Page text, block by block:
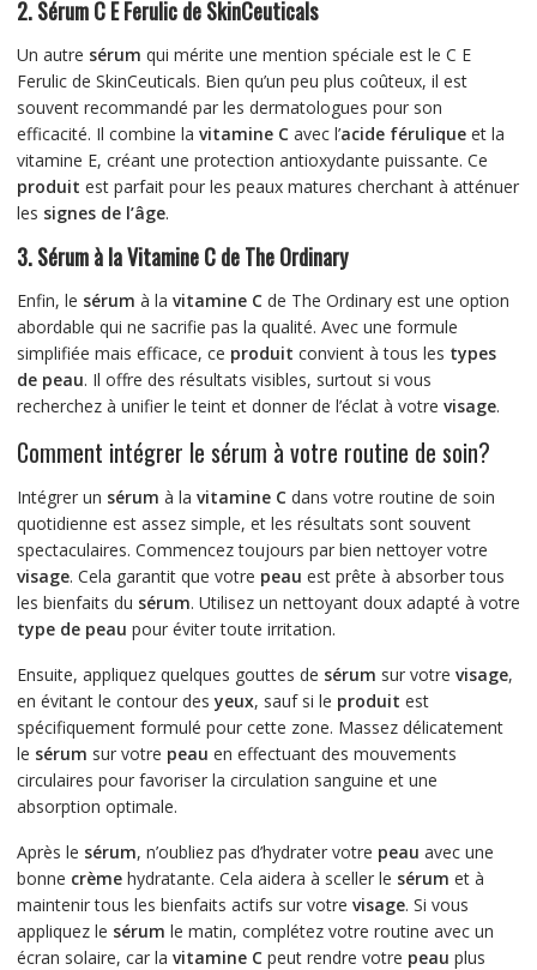
2. Sérum C E Ferulic de SkinCeuticals
Un autre sérum qui mérite une mention spéciale est le C E
Ferulic de SkinCeuticals. Bien qu’un peu plus coûteux, il est
souvent recommandé par les dermatologues pour son
efficacité. Il combine la vitamine Cavec l’acide féruliqueet la
vitamine E, créant une protection antioxydante puissante. Ce
produit est parfait pour les peaux matures cherchant à atténuer
les signes de l’âge.
3. Sérum à la Vitamine C de The Ordinary
Enfin, le sérum à la vitamine Cde The Ordinary est une option
abordable qui ne sacrifie pas la qualité. Avec une formule
simplifiée mais efficace, ce produit convient à tous les types
de peau. Il offre des résultats visibles, surtout si vous
recherchez à unifier le teint et donner de l’éclat à votre visage.
Comment intégrer le sérum à votre routine de soin?
Intégrer un sérum à la vitamine Cdans votre routine de soin
quotidienne est assez simple, et les résultats sont souvent
spectaculaires. Commencez toujours par bien nettoyer votre
visage. Cela garantit que votre peau est prête à absorber tous
les bienfaits du sérum. Utilisez un nettoyant doux adapté à votre
type de peau pour éviter toute irritation.
Ensuite, appliquez quelques gouttes de sérum sur votre visage,
en évitant le contour desyeux, sauf si le produit est
spécifiquement formulé pour cette zone. Massez délicatement
le sérum sur votre peau en effectuant des mouvements
circulaires pour favoriser la circulation sanguine et une
absorption optimale.
Après le sérum, n’oubliez pas d’hydrater votre peau avec une
bonne crèmehydratante. Cela aidera à sceller le sérum et à
maintenir tous les bienfaits actifs sur votre visage. Si vous
appliquez le sérum le matin, complétez votre routine avec un
écran solaire, car la vitamine Cpeut rendre votre peau plus